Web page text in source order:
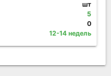
шт
5
0
12-14 недель